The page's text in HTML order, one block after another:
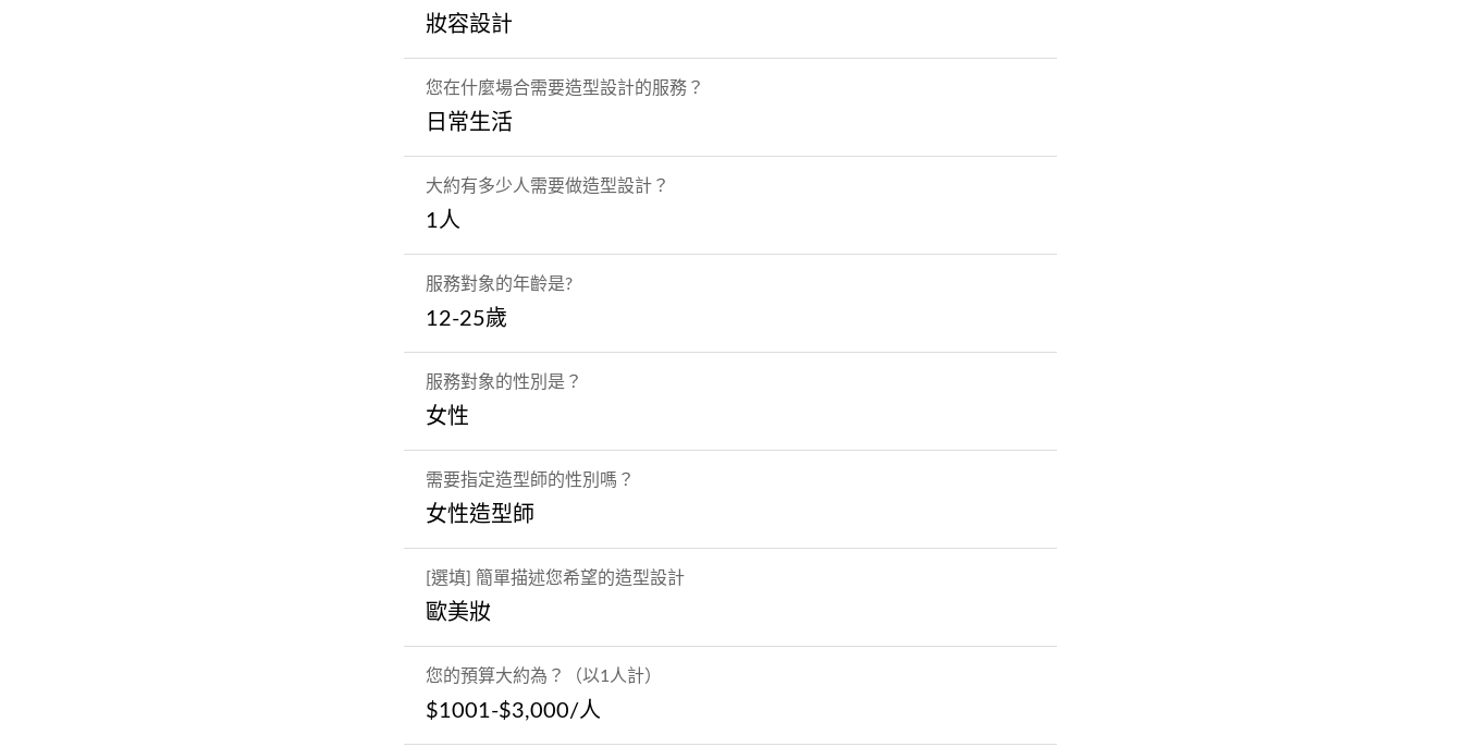
妝容設計
您在什麼場合需要造型設計的服務？
日常生活
大約有多少人需要做造型設計？
1人
服務對象的年齡是?
12-25歲
服務對象的性別是？
女性
需要指定造型師的性別嗎？
女性造型師
[選填] 簡單描述您希望的造型設計
歐美妝
您的預算大約為？（以1人計）
$1001-$3,000/人